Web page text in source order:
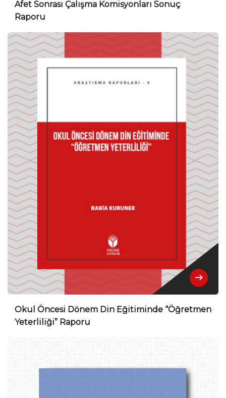
Afet Sonrası Çalışma Komisyonları Sonuç
Raporu
Okul Öncesi Dönem Din Eğitiminde “Öğretmen
Yeterliliği” Raporu